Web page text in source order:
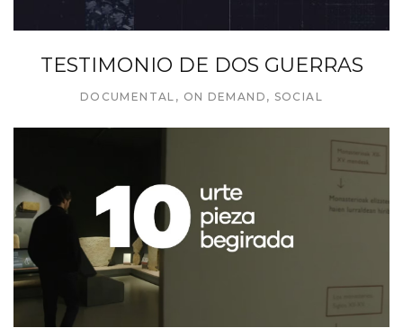
TESTIMONIO DE DOS GUERRAS
DOCUMENTAL , ON DEMAND , SOCIAL